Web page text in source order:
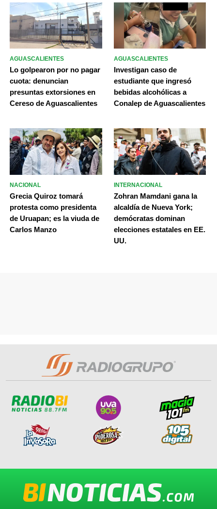
AGUASCALIENTES
Lo golpearon por no pagar
cuota: denuncian
presuntas extorsiones en
Cereso de Aguascalientes
AGUASCALIENTES
Investigan caso de
estudiante que ingresó
bebidas alcohólicas a
Conalep de Aguascalientes
NACIONAL
Grecia Quiroz tomará
protesta como presidenta
de Uruapan; es la viuda de
Carlos Manzo
INTERNACIONAL
Zohran Mamdani gana la
alcaldía de Nueva York;
demócratas dominan
elecciones estatales en EE.
UU.